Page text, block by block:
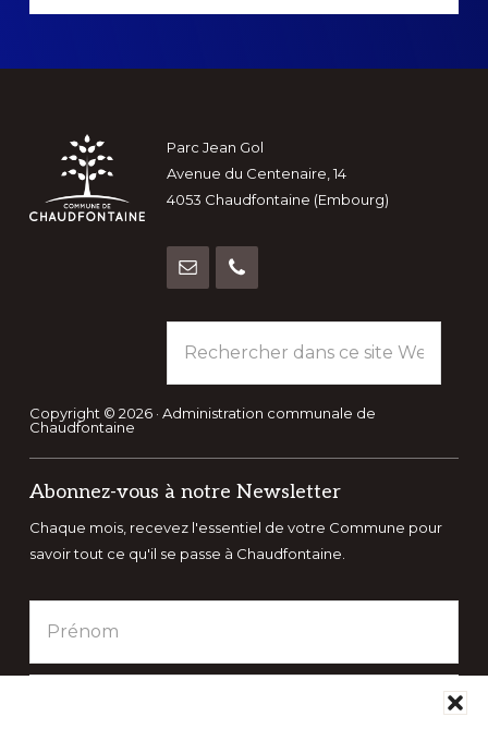
Footer
Parc Jean Gol
Avenue du Centenaire, 14
4053 Chaudfontaine (Embourg)
dans
ce
site
Copyright © 2026 · Administration communale de
Chaudfontaine
Abonnez-vous à notre Newsletter
Chaque mois, recevez l'essentiel de votre Commune pour
savoir tout ce qu'il se passe à Chaudfontaine.